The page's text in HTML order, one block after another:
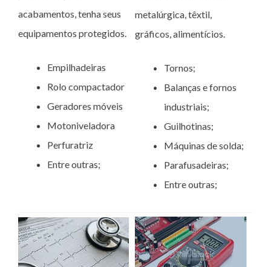
acabamentos, tenha seus
equipamentos protegidos.
Empilhadeiras
Rolo compactador
Geradores móveis
Motoniveladora
Perfuratriz
Entre outras;
metalúrgica, têxtil,
gráficos, alimentícios.
Tornos;
Balanças e fornos
industriais;
Guilhotinas;
Máquinas de solda;
Parafusadeiras;
Entre outras;